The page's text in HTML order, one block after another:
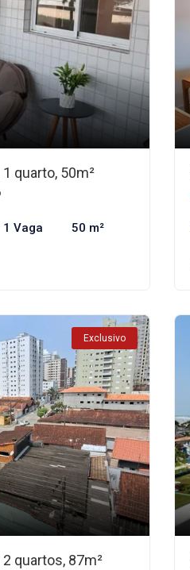
quarto, 50m²
1 Vaga 50 m²
Exclusivo
quartos, 87m²